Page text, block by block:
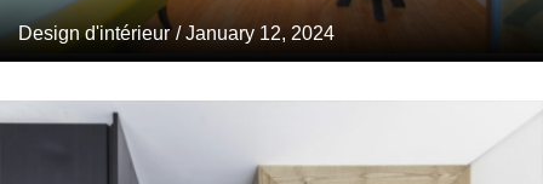
Design d'intérieur / January 12, 2024